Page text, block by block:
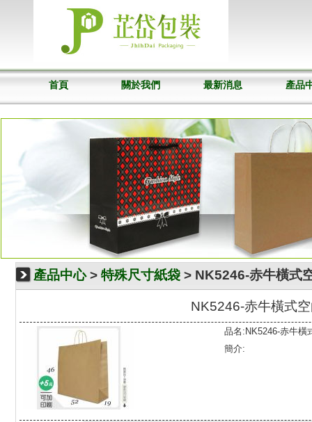
首頁 關於我們 最新消息 產品
產品中心> 特殊尺寸紙袋 > NK5246-赤牛橫式
NK5246-赤牛橫式
品名:NK5246-赤牛橫
簡介: